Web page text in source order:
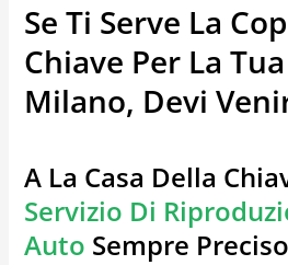
Se Ti Serve La
Chiave Per La
Milano, Devi
A La Casa Della
Servizio Di
Auto Sempre